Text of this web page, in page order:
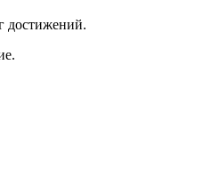
достижений.